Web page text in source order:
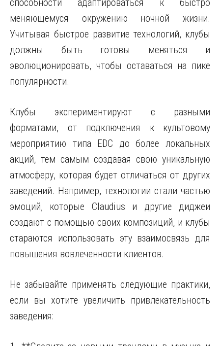
способности адаптироваться к быстро
меняющемуся окружению ночной жизни.
Учитывая быстрое развитие технологий, клубы
должны быть готовы меняться и
эволюционировать, чтобы оставаться на пике
популярности.
Клубы экспериментируют с разными
форматами, от подключения к культовому
мероприятию типа EDC до более локальных
акций, тем самым создавая свою уникальную
атмосферу, которая будет отличаться от других
заведений. Например, технологии стали частью
эмоций, которые Claudius и другие диджеи
создают с помощью своих композиций, и клубы
стараются использовать эту взаимосвязь для
повышения вовлеченности клиентов.
Не забывайте применять следующие практики,
если вы хотите увеличить привлекательность
заведения: